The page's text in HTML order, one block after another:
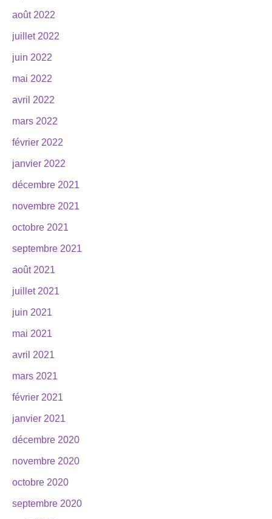
août 2022
juillet 2022
juin 2022
mai 2022
avril 2022
mars 2022
février 2022
janvier 2022
décembre 2021
novembre 2021
octobre 2021
septembre 2021
août 2021
juillet 2021
juin 2021
mai 2021
avril 2021
mars 2021
février 2021
janvier 2021
décembre 2020
novembre 2020
octobre 2020
septembre 2020